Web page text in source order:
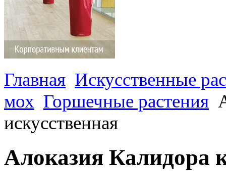
Главная Искусственные
мох Горшечные растения
искусственная
Алоказия Калидора